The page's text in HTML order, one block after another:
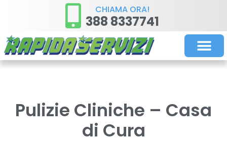
CHIAMA ORA!
388 8337741
Pulizie Cliniche – Casa
di Cura